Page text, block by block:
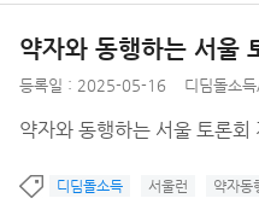
약자와 동행하는 서
등록일 : 2025-05-16 디딤돌소득
약자와 동행하는 서울 토론
디딤돌소득 서울런 약자동